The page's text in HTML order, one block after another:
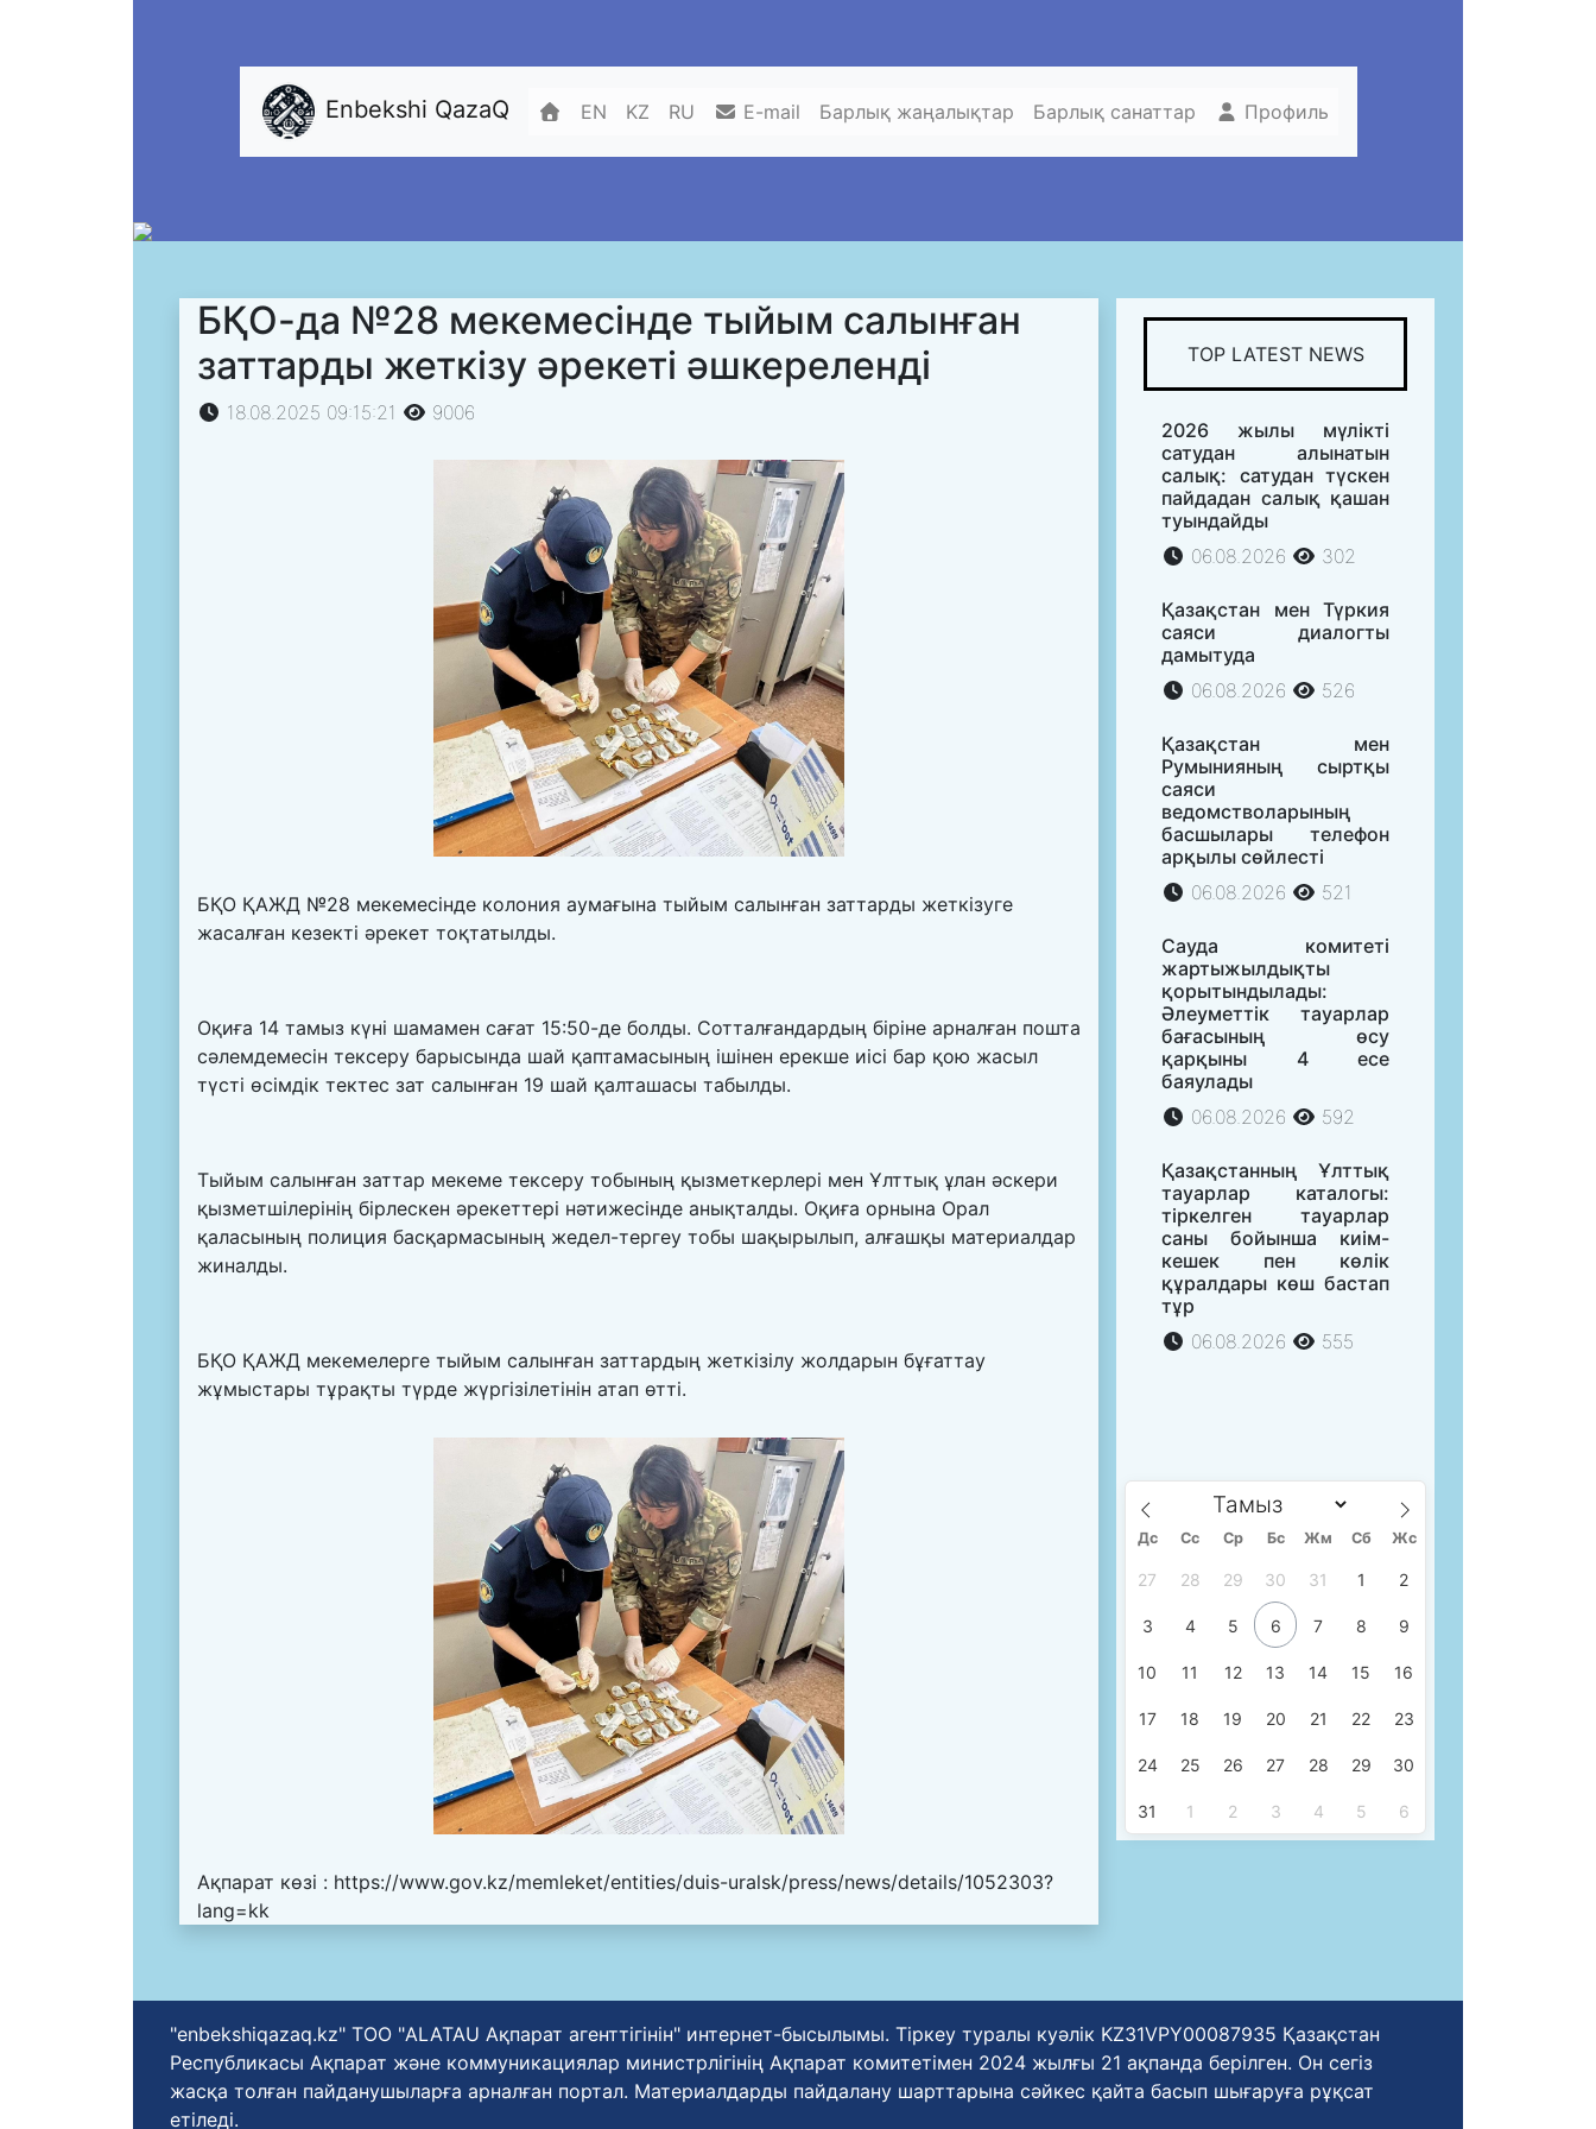
Enbekshi QazaQ EN KZ RU E-mail Барлық жаңалықтар Барлық санаттар Профиль
БҚО-да №28 мекемесінде тыйым салынған
заттарды жеткізу әрекеті әшкереленді
18.08.2025 09:15:21 9006
БҚО ҚАЖД №28 мекемесінде колония аумағына тыйым салынған заттарды жеткізуге
жасалған кезекті әрекет тоқтатылды.
Оқиға 14 тамыз күні шамамен сағат 15:50-де болды. Сотталғандардың біріне арналған пошта
сәлемдемесін тексеру барысында шай қаптамасының ішінен ерекше иісі бар қою жасыл
түсті өсімдік тектес зат салынған 19 шай қалташасы табылды.
Тыйым салынған заттар мекеме тексеру тобының қызметкерлері мен Ұлттық ұлан әскери
қызметшілерінің бірлескен әрекеттері нәтижесінде анықталды. Оқиға орнына Орал
қаласының полиция басқармасының жедел-тергеу тобы шақырылып, алғашқы материалдар
жиналды.
БҚО ҚАЖД мекемелерге тыйым салынған заттардың жеткізілу жолдарын бұғаттау
жұмыстары тұрақты түрде жүргізілетінін атап өтті.
Ақпарат көзі : https://www.gov.kz/memleket/entities/duis-uralsk/press/news/details/1052303?
lang=kk
TOP LATEST NEWS
2026 жылы мүлікті
сатудан алынатын
салық: сатудан түскен
пайдадан салық қашан
туындайды
06.08.2026
302
Қазақстан мен Түркия
саяси диалогты
дамытуда
06.08.2026
526
Қазақстан мен
Румынияның сыртқы
саяси
ведомстволарының
басшылары телефон
арқылы сөйлесті
06.08.2026
521
Сауда комитеті
жартыжылдықты
қорытындылады:
Әлеуметтік тауарлар
бағасының өсу
қарқыны 4 есе
баяулады
06.08.2026
592
Қазақстанның Ұлттық
тауарлар каталогы:
тіркелген тауарлар
саны бойынша киім-
кешек пен көлік
құралдары көш бастап
тұр
06.08.2026
555
Дс Сc Ср Бс Жм Сб Жс
27 28 29 30 31 1 2
3 4 5 6 7 8 9
10 11 12 13 14 15 16
17 18 19 20 21 22 23
24 25 26 27 28 29 30
31 1 2 3 4 5 6
"enbekshiqazaq.kz" ТОО "ALATAU Ақпарат агенттігінін" интернет-бысылымы. Тіркеу туралы куәлік KZ31VPY00087935 Қазақстан
Республикасы Ақпарат және коммуникациялар министрлігінің Ақпарат комитетімен 2024 жылғы 21 ақпанда берілген. Он сегіз
жасқа толған пайданушыларға арналған портал. Материалдарды пайдалану шарттарына сәйкес қайта басып шығаруға рұқсат
етіледі.